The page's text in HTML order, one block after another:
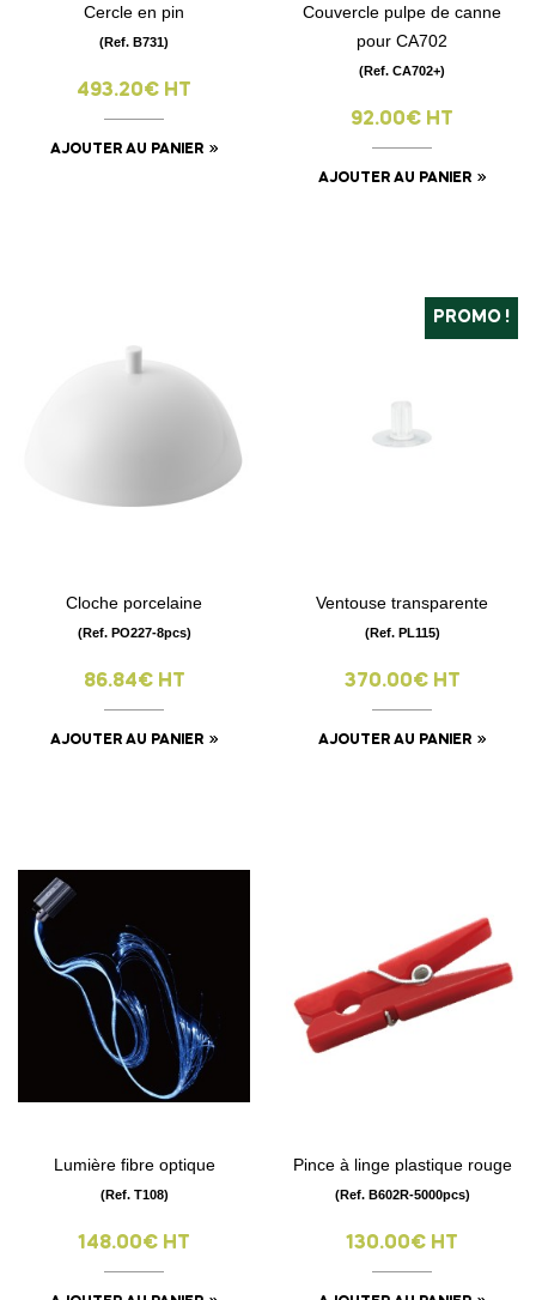
Cercle en pin
(Ref. B731)
493.20€ HT
AJOUTER AU PANIER
Couvercle pulpe de canne
pour CA702
(Ref. CA702+)
92.00€ HT
AJOUTER AU PANIER
Cloche porcelaine
(Ref. PO227-8pcs)
86.84€ HT
AJOUTER AU PANIER
Ventouse transparente
(Ref. PL115)
370.00€ HT
AJOUTER AU PANIER
PROMO !
Lumière fibre optique
(Ref. T108)
148.00€ HT
Pince à linge plastique rouge
(Ref. B602R-5000pcs)
130.00€ HT